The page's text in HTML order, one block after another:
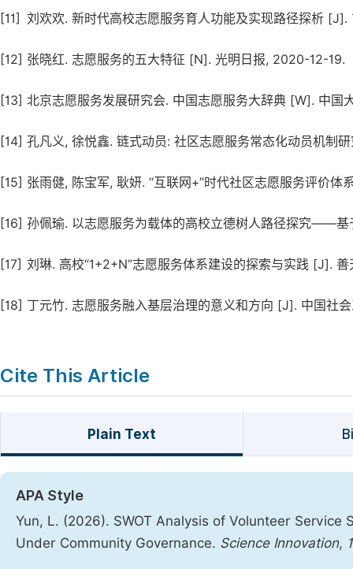
[11] 刘欢欢. 新时代高校志愿服务育人功能及实现路径探析
[12] 张晓红. 志愿服务的五大特征 [N]. 光明日报, 2020-12-19.
[13] 北京志愿服务发展研究会. 中国志愿服务大辞典 [W]. 中国
[14] 孔凡义, 徐悦鑫. 链式动员: 社区志愿服务常态化动员机制
[15] 张雨健, 陈宝军, 耿妍. “互联网+”时代社区志愿服务评价
[16] 孙佩瑜. 以志愿服务为载体的高校立德树人路径探究——
[17] 刘琳. 高校“1+2+N”志愿服务体系建设的探索与实践 [J].
[18] 丁元竹. 志愿服务融入基层治理的意义和方向 [J]. 中国社
Cite This Article
Plain Text
APA Style
Yun, L. (2026). SWOT Analysis of Volunteer
Under Community Governance. Science Innovation,